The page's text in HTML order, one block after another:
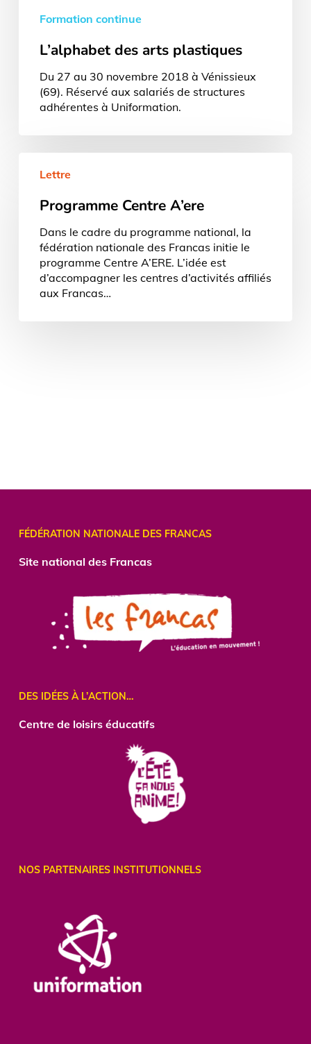
Formation continue
L’alphabet des arts plastiques
Du 27 au 30 novembre 2018 à Vénissieux
(69). Réservé aux salariés de structures
adhérentes à Uniformation.
CentreLettre
Programme Centre A’ere
Dans le cadre du programme national, la
fédération nationale des Francas initie le
programme Centre A’ERE. L’idée est
d’accompagner les centres d’activités affiliés
aux Francas…
FÉDÉRATION NATIONALE DES FRANCAS
Site national des Francas
DES IDÉES À L’ACTION…
Centrede loisirs éducatifs
NOS PARTENAIRES INSTITUTIONNELS